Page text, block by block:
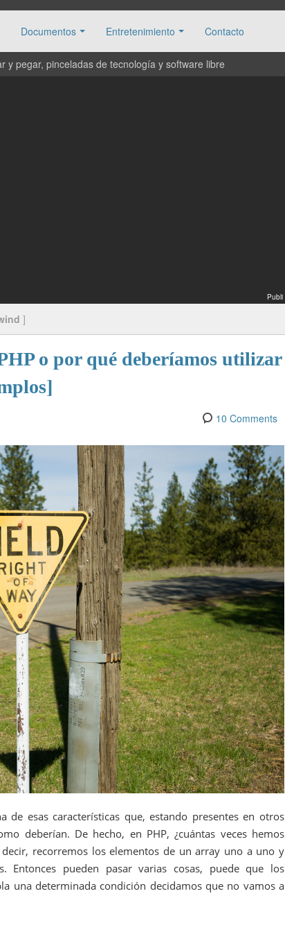
Documentos Entretenimiento Contacto
y pegar, pinceladas de tecnología y software libre
Publi
]
o por qué deberíamos utilizar
10 Comments
de esas características que, estando presentes en otros
deberían. De hecho, en PHP, ¿cuántas veces hemos
recorremos los elementos de un array uno a uno y
Entonces pueden pasar varias cosas, puede que los
una determinada condición decidamos que no vamos a